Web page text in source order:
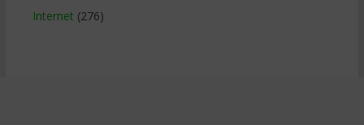
Internet (276)